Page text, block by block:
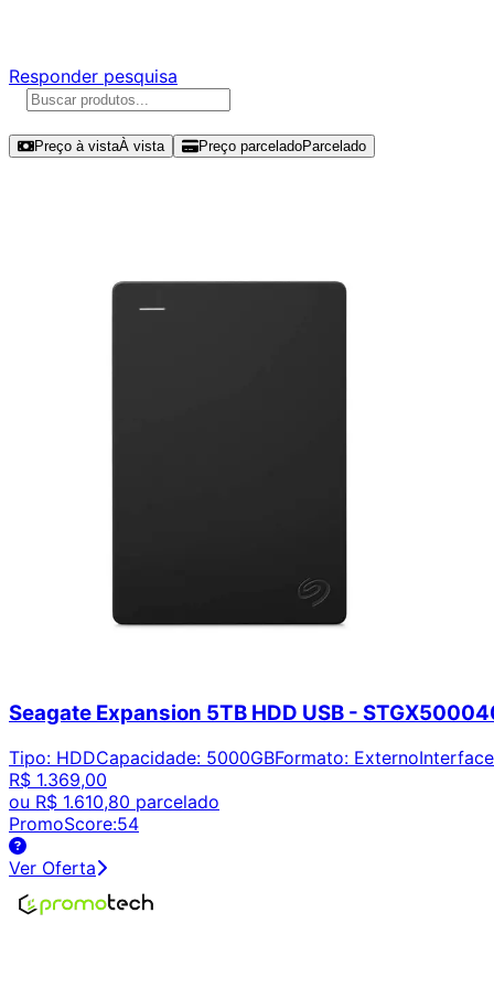
Responder pesquisa
Preço à vistaÀ vista Preço parceladoParcelado
Seagate Expansion 5TB HDD USB -
Tipo: HDDCapacidade: 5000GBFormato: ExternoInterface
R$ 1.369,00
ou R$ 1.610,80 parcelado
PromoScore:54
Ver Oferta